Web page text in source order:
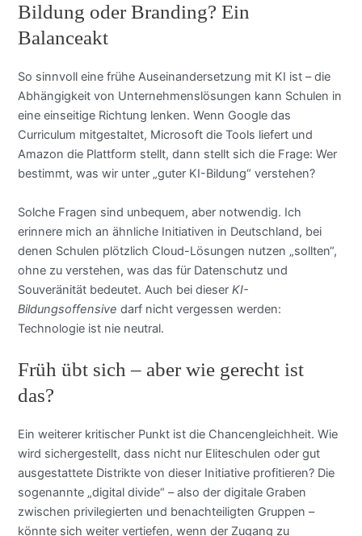
Bildung oder Branding? Ein
Balanceakt
So sinnvoll eine frühe Auseinandersetzung mit KI ist – die
Abhängigkeit von Unternehmenslösungen kann Schulen in
eine einseitige Richtung lenken. Wenn Google das
Curriculum mitgestaltet, Microsoft die Tools liefert und
Amazon die Plattform stellt, dann stellt sich die Frage: Wer
bestimmt, was wir unter „guter KI-Bildung“ verstehen?
Solche Fragen sind unbequem, aber notwendig. Ich
erinnere mich an ähnliche Initiativen in Deutschland, bei
denen Schulen plötzlich Cloud-Lösungen nutzen „sollten“,
ohne zu verstehen, was das für Datenschutz und
Souveränität bedeutet. Auch bei dieserKI-
Bildungsoffensive darf nicht vergessen werden:
Technologie ist nie neutral.
Früh übt sich – aber wie gerecht ist
das?
Ein weiterer kritischer Punkt ist die Chancengleichheit. Wie
wird sichergestellt, dass nicht nur Eliteschulen oder gut
ausgestattete Distrikte von dieser Initiative profitieren? Die
sogenannte „digital divide“ – also der digitale Graben
zwischen privilegierten und benachteiligten Gruppen –
könnte sich weiter vertiefen, wenn der Zugang zu